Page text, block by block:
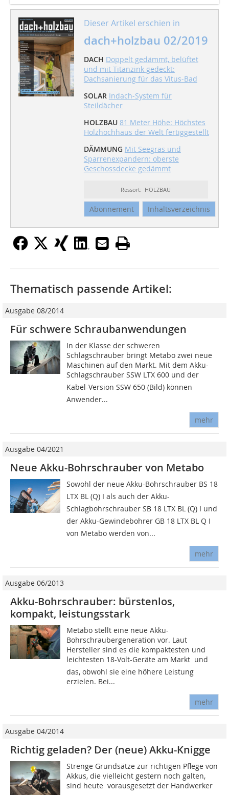
Dieser Artikel erschien in
dach+holzbau 02/2019
DACH Doppelt gedämmt, belüftet
und mit Titanzink gedeckt:
Dachsanierung für das Vitus-Bad
SOLAR Indach-System für
Steildächer
HOLZBAU 81 Meter Höhe: Höchstes
Holzhochhaus der Welt fertiggestellt
DÄMMUNG Mit Seegras und
Sparrenexpandern: oberste
Geschossdecke gedämmt
Ressort: HOLZBAU
Abonnement Inhaltsverzeichnis
Thematisch passende Artikel:
Ausgabe 08/2014
Für schwere Schraubanwendungen
In der Klasse der schweren
Schlagschrauber bringt Metabo zwei neue
Maschinen auf den Markt. Mit dem Akku-
Schlagschrauber SSW LTX 600 und der
Kabel-Version SSW 650 (Bild) können
Anwender...
mehr
Ausgabe 04/2021
Neue Akku-Bohrschrauber von Metabo
Sowohl der neue Akku-Bohrschrauber BS 18
LTX BL (Q) I als auch der Akku-
Schlagbohrschrauber SB 18 LTX BL (Q) I und
der Akku-Gewindebohrer GB 18 LTX BL Q I
von Metabo werden von...
mehr
Ausgabe 06/2013
Akku-Bohrschrauber: bürstenlos,
kompakt, leistungsstark
Metabo stellt eine neue Akku-
Bohrschraubergeneration vor. Laut
Hersteller sind es die kompaktesten und
leichtesten 18-Volt-Geräte am Markt  und
das, obwohl sie eine höhere Leistung
erzielen. Bei...
mehr
Ausgabe 04/2014
Richtig geladen? Der (neue) Akku-Knigge
Strenge Grundsätze zur richtigen Pflege von
Akkus, die vielleicht gestern noch galten,
sind heute  vorausgesetzt der Handwerker